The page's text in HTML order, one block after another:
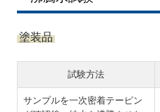
塗装品
試験方法
サンプルを一次密着テーピン